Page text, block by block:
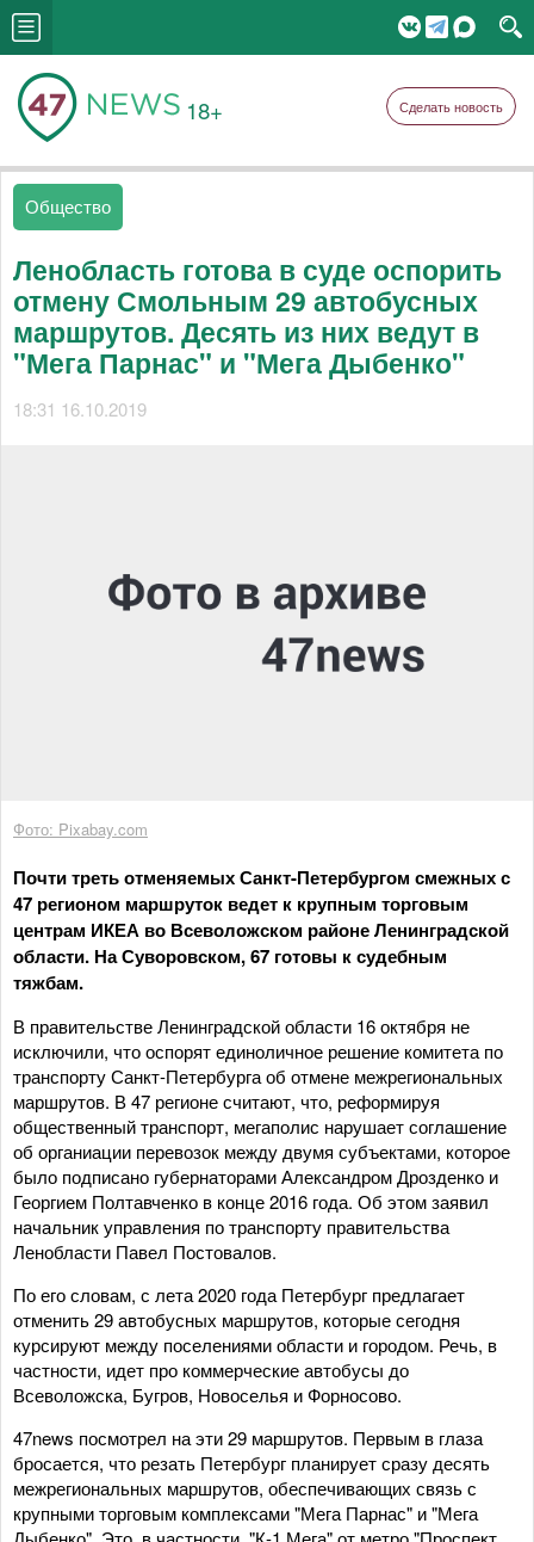
18+ Сделать новость
Общество
Ленобласть готова в суде оспорить
отмену Смольным 29 автобусных
маршрутов. Десять из них ведут в
"Мега Парнас" и "Мега Дыбенко"
18:31 16.10.2019
Фото: Pixabay.com
Почти треть отменяемых Санкт-Петербургом смежных с
47 регионом маршруток ведет к крупным торговым
центрам ИКЕА во Всеволожском районе Ленинградской
области. На Суворовском, 67 готовы к судебным
тяжбам.
В правительстве Ленинградской области 16 октября не
исключили, что оспорят единоличное решение комитета по
транспорту Санкт-Петербурга об отмене межрегиональных
маршрутов. В 47 регионе считают, что, реформируя
общественный транспорт, мегаполис нарушает соглашение
об органиации перевозок между двумя субъектами, которое
было подписано губернаторами Александром Дрозденко и
Георгием Полтавченко в конце 2016 года. Об этом заявил
начальник управления по транспорту правительства
Ленобласти Павел Постовалов.
По его словам, с лета 2020 года Петербург предлагает
отменить 29 автобусных маршрутов, которые сегодня
курсируют между поселениями области и городом. Речь, в
частности, идет про коммерческие автобусы до
Всеволожска, Бугров, Новоселья и Форносово.
47news посмотрел на эти 29 маршрутов. Первым в глаза
бросается, что резать Петербург планирует сразу десять
межрегиональных маршрутов, обеспечивающих связь с
крупными торговым комплексами "Мега Парнас" и "Мега